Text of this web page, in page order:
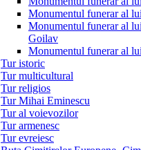
Monumentul funerar al
Monumentul funerar al
Goilav
Monumentul funerar al
Tur istoric
Tur multicultural
Tur religios
Tur Mihai Eminescu
Tur al voievozilor
Tur armenesc
Tur evreiesc